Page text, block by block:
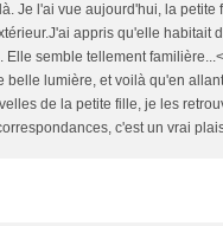
Je l'ai vue aujourd'hui, la petite
appris qu'elle habitait
Elle semble tellement
belle lumière, et voilà qu'en
de la petite fille, je les
c'est un vrai